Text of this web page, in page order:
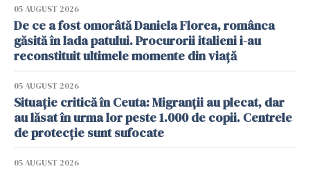
05 AUGUST 2026
De ce a fost omorâtă Daniela Florea, românca
găsită în lada patului. Procurorii italieni i-au
reconstituit ultimele momente din viață
05 AUGUST 2026
Situație critică în Ceuta: Migranții au plecat, dar
au lăsat în urma lor peste 1.000 de copii. Centrele
de protecție sunt sufocate
05 AUGUST 2026